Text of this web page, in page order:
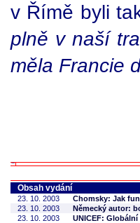
v Římě byli
plně v naší
měla Francie
Obsah vydání
23. 10. 2003
Chomsky: Jak
23. 10. 2003
Německý autor:
23. 10. 2003
UNICEF: